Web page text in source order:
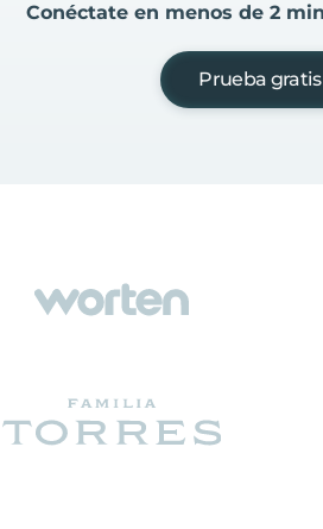
Conéctate en menos de 2
Prueba gratis